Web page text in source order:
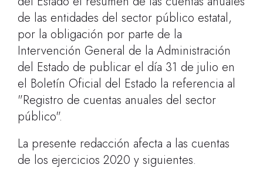
de las entidades del sector público estatal,
por la obligación por parte de la
Intervención General de la Administración
del Estado de publicar el día 31 de julio en
el Boletín Oficial del Estado la referencia al
"Registro de cuentas anuales del sector
público".
La presente redacción afecta a las cuentas
de los ejercicios 2020 y siguientes.